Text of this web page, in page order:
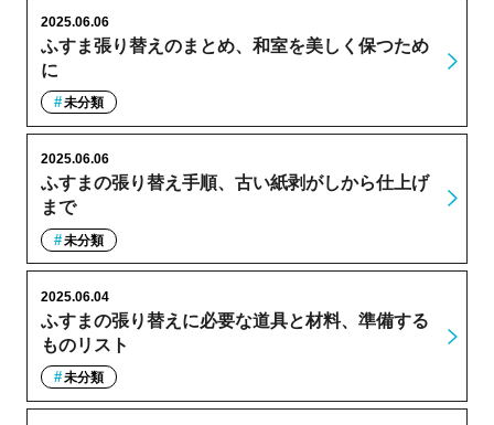
ふすま張り替えのまとめ、和室を美しく保つため
に
2025.06.06
未分類
ふすまの張り替え手順、古い紙剥がしから仕上げ
まで
2025.06.06
未分類
ふすまの張り替えに必要な道具と材料、準備する
ものリスト
2025.06.04
未分類